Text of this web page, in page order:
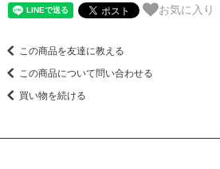
お気に入り
この商品を友達に教える
この商品について問い合わせる
買い物を続ける